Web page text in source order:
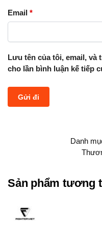
Email *
Lưu tên của tôi, email, và
cho lần bình luận kế tiếp
Danh
Sản phẩm tương